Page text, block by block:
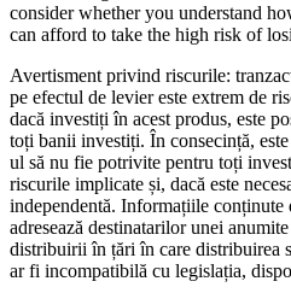
consider whether you understand
can afford to take the high risk of
Avertisment privind riscurile:
pe efectul de levier este extrem de
dacă investiți în acest produs, este
toți banii investiți. În consecință,
ul să nu fie potrivite pentru toți
riscurile implicate și, dacă este
independentă. Informațiile conținute
adresează destinatarilor unei
distribuirii în țări în care distribuirea
ar fi incompatibilă cu legislația,